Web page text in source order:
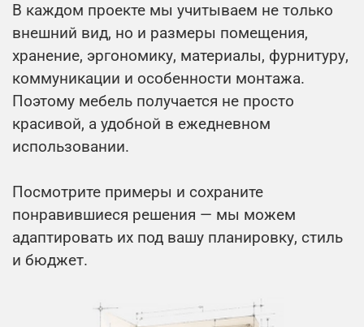
В каждом проекте мы учитываем не только
внешний вид, но и размеры помещения,
хранение, эргономику, материалы, фурнитуру,
коммуникации и особенности монтажа.
Поэтому мебель получается не просто
красивой, а удобной в ежедневном
использовании.
Посмотрите примеры и сохраните
понравившиеся решения — мы можем
адаптировать их под вашу планировку, стиль
и бюджет.